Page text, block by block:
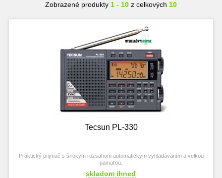
Zobrazené produkty 1 - 10 z celkových 10
Tecsun PL-330
Praktický prijmač s širokým rozsahom automatickým vyhladávaním a velkou
pamäťou.
skladom ihneď